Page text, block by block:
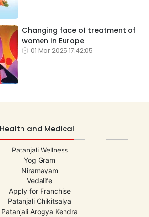
Changing face of treatment of
women in Europe
01 Mar 2025 17:42:05
Health and Medical
Patanjali Wellness
Yog Gram
Niramayam
Vedalife
Apply for Franchise
Patanjali Chikitsalya
Patanjali Arogya Kendra